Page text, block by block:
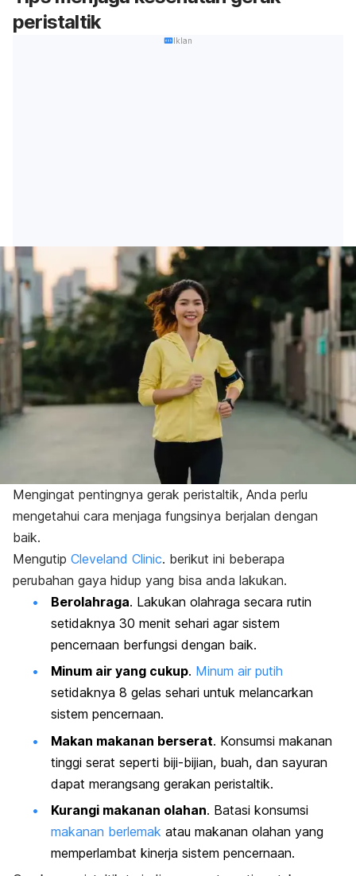
peristaltik
Iklan
Mengingat pentingnya gerak peristaltik, Anda perlu
mengetahui cara menjaga fungsinya berjalan dengan
baik.
Mengutip Cleveland Clinic. berikut ini beberapa
perubahan gaya hidup yang bisa anda lakukan.
Berolahraga. Lakukan olahraga secara rutin
setidaknya 30 menit sehari agar sistem
pencernaan berfungsi dengan baik.
Minum air yang cukup. Minum air putih
setidaknya 8 gelas sehari untuk melancarkan
sistem pencernaan.
Makan makanan berserat. Konsumsi makanan
tinggi serat seperti biji-bijian, buah, dan sayuran
dapat merangsang gerakan peristaltik.
Kurangi makanan olahan. Batasi konsumsi
makanan berlemak atau makanan olahan yang
memperlambat kinerja sistem pencernaan.